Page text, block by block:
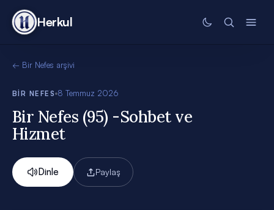
Herkul
← Bir Nefes arşivi
BIR NEFES 8 Temmuz 2026
Bir Nefes (95) -Sohbet ve
Hizmet
Dinle Paylaş